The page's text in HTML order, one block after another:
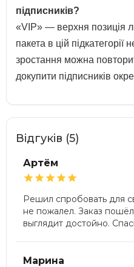
підписників?
«VIP» — верхня позиція
пакета в цій
зростання можна
докупити підписників
Відгуків (5)
Артём

Решил спробовать для
не пожалел. Заказ
выглядит достойно.
Марина